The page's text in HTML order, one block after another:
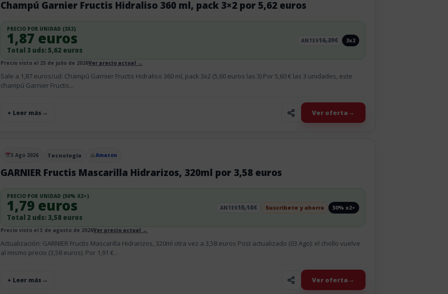
Champú Garnier Fructis Hidraliso 360 ml, pack 3×2 por 5,62 euros
PRECIO POR UNIDAD (3X2)
1,87 euros
Total 3 uds: 5,62 euros
ANTES16,39€ 3x2
Precio visto el 25 de julio de 2026Ver precio actual →
Sale a 1,87 euros/ud: Champú Garnier Fructis Hidraliso 360 ml, pack 3x2 (5,60 euros las 3) Por 5,60 € las 3 unidades, este
champú Garnier Fructis...
+ Leer más Ver oferta
Publicado el
3 Ago 2026 Tecnología Amazon
GARNIER Fructis Mascarilla Hidrarizos, 320ml por 3,58 euros
PRECIO POR UNIDAD (50% X2+)
1,79 euros
Total 2 uds: 3,58 euros
ANTES15,18€ Suscribete y ahorra 50% x2+
Precio visto el 3 de agosto de 2026Ver precio actual →
Actualización: GARNIER Fructis Mascarilla Hidrarizos, 320ml otra vez a 3,58 euros Post actualizado (03 Ago): el chollo vuelve
al mismo precio (3,58 euros). Por 1,91 €...
+ Leer más Ver oferta